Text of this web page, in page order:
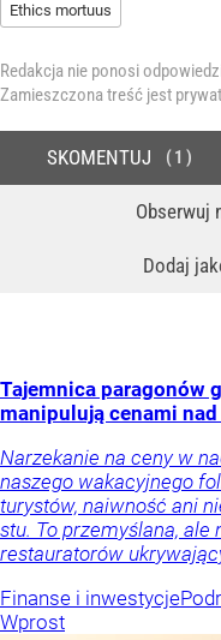
Ethics mortuus
Redakcja nie ponosi
Zamieszczona treść jest
Obserwuj
Dodaj
SKOMENTUJ 1
Tajemnica paragonów
manipulują cenami
Narzekanie na ceny w
naszego wakacyjnego
turystów, naiwność ani
stu. To przemyślana,
restauratorów
Finanse i inwestycje
Wprost